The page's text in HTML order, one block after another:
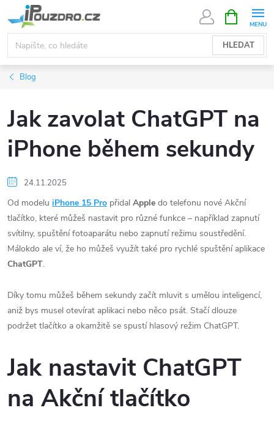
na
obsah
HLEDAT
NÁKUPNÍ
KOŠÍK
Blog
Jak zavolat ChatGPT na
iPhone během sekundy
24.11.2025
Od modelu iPhone 15 Pro přidal Apple do telefonu nové Akční
tlačítko, které můžeš nastavit pro různé funkce – například zapnutí
svítilny, spuštění fotoaparátu nebo zapnutí režimu soustředění.
Málokdo ale ví, že ho můžeš využít také pro rychlé spuštění aplikace
ChatGPT.
Díky tomu můžeš během sekundy začít mluvit s umělou inteligencí,
aniž bys musel otevírat aplikaci nebo něco psát. Stačí dlouze
podržet tlačítko a okamžitě se spustí hlasový režim ChatGPT.
Jak nastavit ChatGPT
na Akční tlačítko